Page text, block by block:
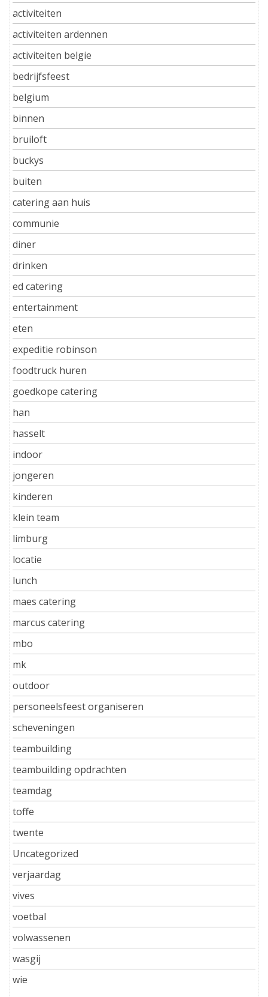
activiteiten
activiteiten ardennen
activiteiten belgie
bedrijfsfeest
belgium
binnen
bruiloft
buckys
buiten
catering aan huis
communie
diner
drinken
ed catering
entertainment
eten
expeditie robinson
foodtruck huren
goedkope catering
han
hasselt
indoor
jongeren
kinderen
klein team
limburg
locatie
lunch
maes catering
marcus catering
mbo
mk
outdoor
personeelsfeest organiseren
scheveningen
teambuilding
teambuilding opdrachten
teamdag
toffe
twente
Uncategorized
verjaardag
vives
voetbal
volwassenen
wasgij
wie